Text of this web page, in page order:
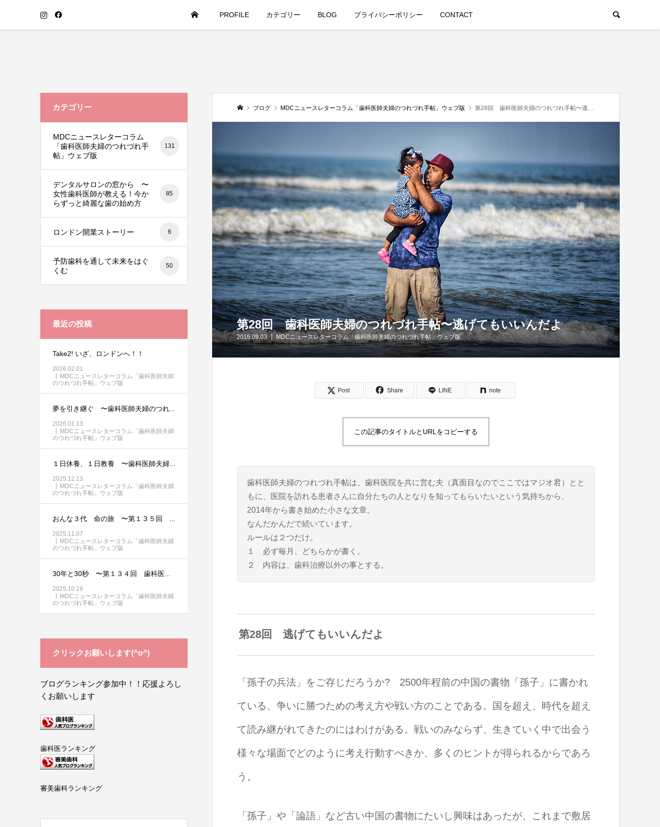
PROFILE カテゴリー BLOG プライバシーポリシー CONTACT
ブログ MDCニュースレターコラム「歯科医師夫婦のつれづれ手帖」ウェブ版 第28回 歯科医師夫婦のつれづれ手帖〜逃げてもいいんだよ
第28回 歯科医師夫婦のつれづれ手帖〜逃げてもいいんだよ
2016.09.03 MDCニュースレターコラム「歯科医師夫婦のつれづれ手帖」ウェブ版
Post Share LINE note
この記事のタイトルとURLをコピーする
歯科医師夫婦のつれづれ手帖は、歯科医院を共に営む夫（真面目なのでここではマジオ君）とと
もに、医院を訪れる患者さんに自分たちの人となりを知ってもらいたいという気持ちから、
2014年から書き始めた小さな文章。
なんだかんだで続いています。
ルールは２つだけ。
１ 必ず毎月、どちらかが書く。
２ 内容は、歯科治療以外の事とする。
第28回 逃げてもいいんだよ
「孫子の兵法」をご存じだろうか? 2500年程前の中国の書物「孫子」に書かれ
ている、争いに勝つための考え方や戦い方のことである。国を超え、時代を超え
て読み継がれてきたのにはわけがある。戦いのみならず、生きていく中で出会う
様々な場面でどのように考え行動すべきか、多くのヒントが得られるからであろ
う。
「孫子」や「論語」など古い中国の書物にたいし興味はあったが、これまで敷居
カテゴリー
MDCニュースレターコラム
「歯科医師夫婦のつれづれ手
帖」ウェブ版
131
デンタルサロンの窓から 〜
女性歯科医師が教える！今か
らずっと綺麗な歯の始め方
85
ロンドン開業ストーリー 6
予防歯科を通して未来をはぐ
くむ
50
最近の投稿
Take2! いざ、ロンドンへ！！
2026.02.01
MDCニュースレターコラム「歯科医師夫婦
のつれづれ手帖」ウェブ版
夢を引き継ぐ 〜歯科医師夫婦のつれ...
2026.01.13
MDCニュースレターコラム「歯科医師夫婦
のつれづれ手帖」ウェブ版
１日休養、１日教養 〜歯科医師夫婦...
2025.12.13
MDCニュースレターコラム「歯科医師夫婦
のつれづれ手帖」ウェブ版
おんな３代 命の旅 〜第１３５回 ...
2025.11.07
MDCニュースレターコラム「歯科医師夫婦
のつれづれ手帖」ウェブ版
30年と30秒 〜第１３４回 歯科医...
2025.10.19
MDCニュースレターコラム「歯科医師夫婦
のつれづれ手帖」ウェブ版
クリックお願いします(^o^)
ブログランキング参加中！！応援よろし
くお願いします
歯科医ランキング
審美歯科ランキング